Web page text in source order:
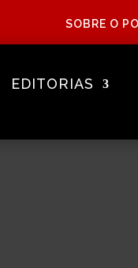
SOBRE O
EDITORIAS